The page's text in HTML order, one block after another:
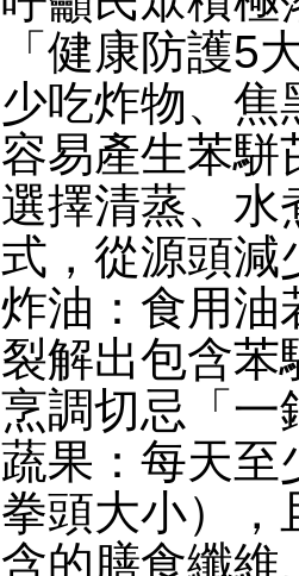
「健康防護5
少吃炸物、焦
容易產生苯駢
選擇清蒸、水
式，從源頭減
炸油：食用油
裂解出包含苯
烹調切忌「一
蔬果：每天至
拳頭大小），
含的膳食纖維